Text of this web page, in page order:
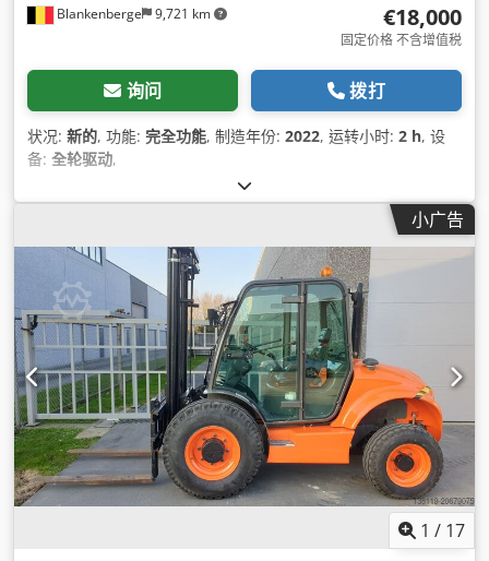
Blankenberge 9,721 km €18,000
固定价格 不含增值税
询问 拨打
状况: 新的, 功能: 完全功能, 制造年份: 2022, 运转小时: 2 h, 设
备: 全轮驱动,
小广告
1 / 17